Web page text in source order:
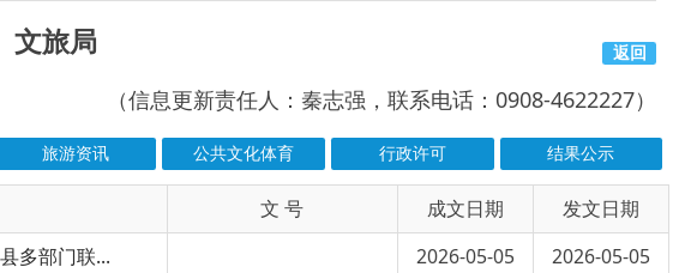
（信息更新责任人：秦志强，联系电话：0908-4622227）
公共文化体育 行政许可 结果公示
文 号 成文日期
发文日期
2026-05-05 2026-05-05
2026-04-30
2026-04-30